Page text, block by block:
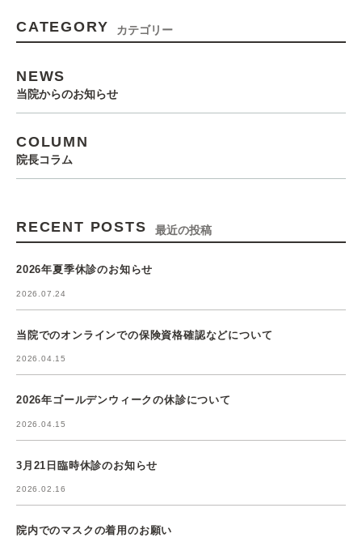
CATEGORY カテゴリー
NEWS
当院からのお知らせ
COLUMN
院長コラム
RECENT POSTS 最近の投稿
2026年夏季休診のお知らせ
2026.07.24
当院でのオンラインでの保険資格確認などについて
2026.04.15
2026年ゴールデンウィークの休診について
2026.04.15
3月21日臨時休診のお知らせ
2026.02.16
院内でのマスクの着用のお願い